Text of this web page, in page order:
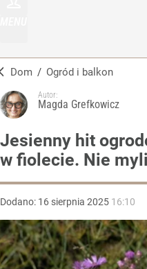
Dom / Ogród i balkon
Autor:
Magda Grefkowicz
Jesienny hit
w fiolecie. Nie
Dodano: 16 sierpnia 2025 16:10